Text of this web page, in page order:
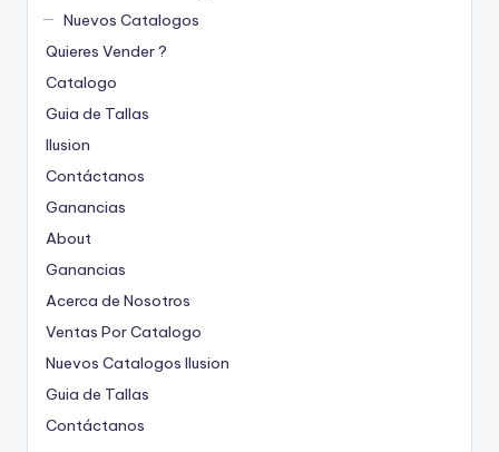
Nuevos Catalogos
Quieres Vender ?
Catalogo
Guia de Tallas
Ilusion
Contáctanos
Ganancias
About
Ganancias
Acerca de Nosotros
Ventas Por Catalogo
Nuevos Catalogos Ilusion
Guia de Tallas
Contáctanos